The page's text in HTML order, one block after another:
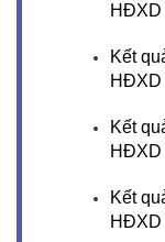
HĐXD
Kết
HĐXD
Kết
HĐXD
Kết
HĐXD